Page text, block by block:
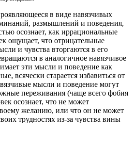
в виде навязчивых
размышлений и поведения,
осознает, как иррациональные
ощущает, что отрицательные
и чувства вторгаются в его
в аналогичное навязчивое
эти мысли и поведение как
всячески старается избавиться от
мысли и поведение могут
переживания (чаще всего фобия
осознает, что не может
желанию, или что он не может
трудностях из-за чувства вины